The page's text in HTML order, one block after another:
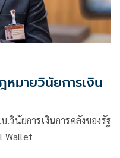
มายวินัยการเงิน
วินัยการเงินการคลังของรัฐ
Wallet